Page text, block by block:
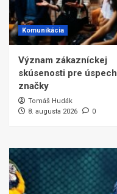
Komunikácia
Význam zákazníckej
skúsenosti pre úspech
značky
Tomáš Hudák
8. augusta 2026
0